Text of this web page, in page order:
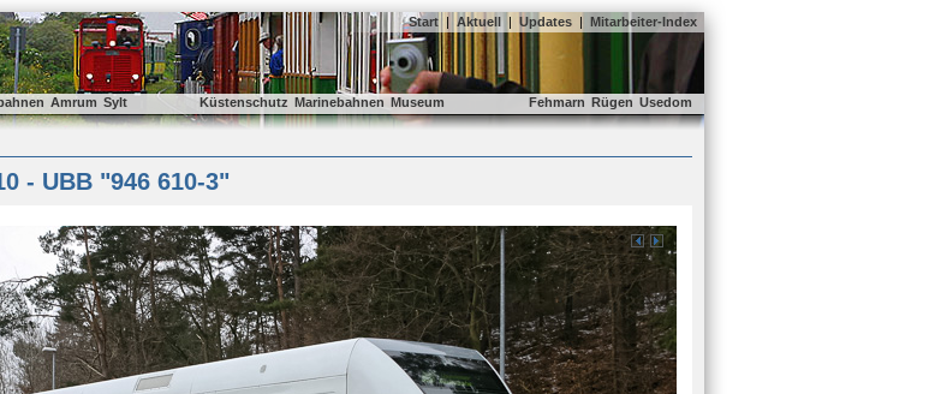
Start | Aktuell | Updates | Mitarbeiter-Index
Amrum Sylt Küstenschutz Marinebahnen Museum Fehmarn Rügen Usedom
- UBB "946 610-3"